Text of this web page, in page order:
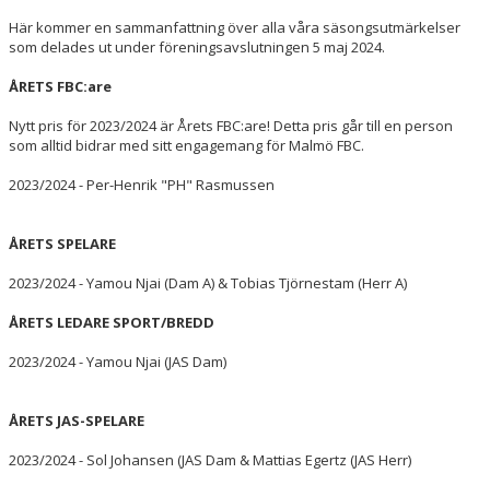
Här kommer en sammanfattning över alla våra säsongsutmärkelser
som delades ut under föreningsavslutningen 5 maj 2024.
ÅRETS FBC:are
Nytt pris för 2023/2024 är Årets FBC:are! Detta pris går till en person
som alltid bidrar med sitt engagemang för Malmö FBC.
2023/2024 - Per-Henrik "PH" Rasmussen
ÅRETS SPELARE
2023/2024 - Yamou Njai (Dam A) & Tobias Tjörnestam (Herr A)
ÅRETS LEDARE SPORT/BREDD
2023/2024 - Yamou Njai (JAS Dam)
ÅRETS JAS-SPELARE
2023/2024 - Sol Johansen (JAS Dam & Mattias Egertz (JAS Herr)